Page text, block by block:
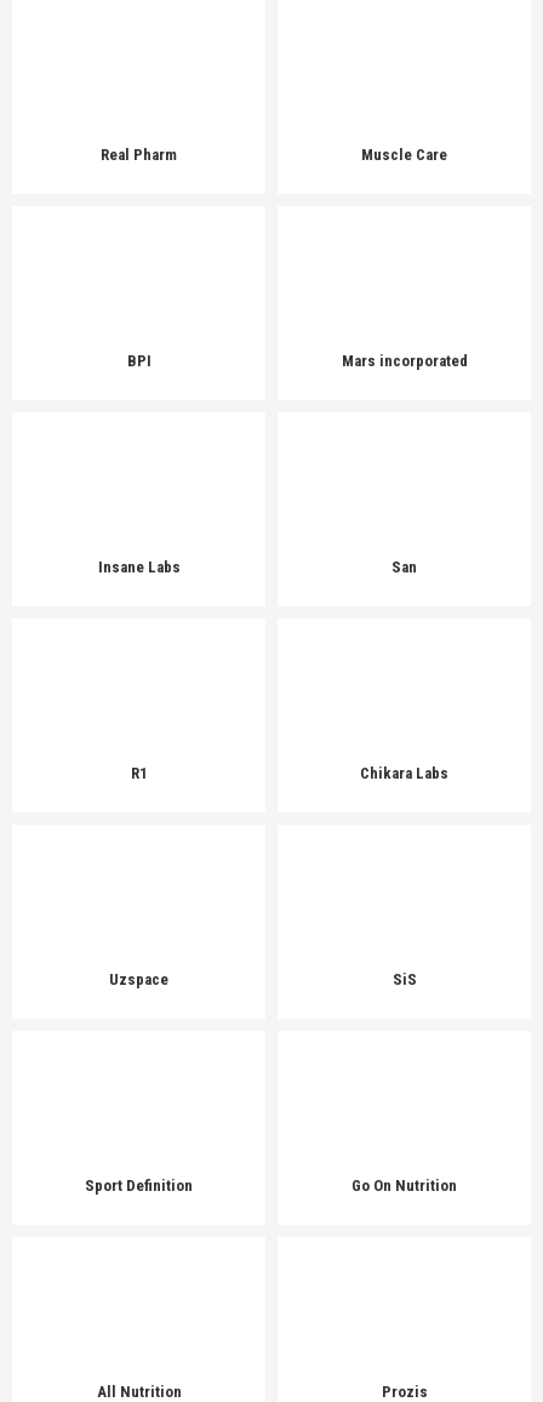
Real Pharm Muscle Care
BPI Mars incorporated
Insane Labs San
R1 Chikara Labs
Uzspace SiS
Sport Definition Go On Nutrition
All Nutrition Prozis